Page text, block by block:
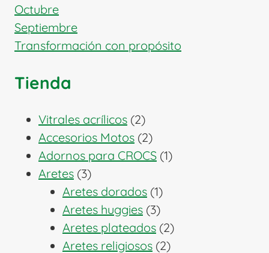
Octubre
Septiembre
Transformación con propósito
Tienda
Vitrales acrílicos 22
productos
Accesorios Motos 22
productos
Adornos para CROCS 11
Aretes 33
productos
Aretes dorados 11
producto
Aretes huggies 33
productos
Aretes plateados 22
productos
Aretes religiosos 22